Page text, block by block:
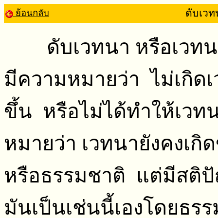
ย้อนกลับ ดับเว
ดับเวทนา หรือเวท
มีความหมายว่า ไม่เกิด
ขึ้น หรือไม่ได้ทำให้เว
หมายว่า เวทนายังคงเ
หรือธรรมชาติ แต่มีสติ
มันเป็นเช่นนี้เองโดยธร